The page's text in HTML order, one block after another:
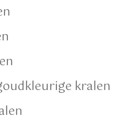
kralen